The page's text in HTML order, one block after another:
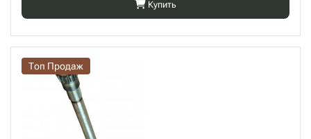
Купить
Топ Продаж